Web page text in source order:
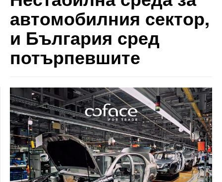
автомобилния сектор,
и България сред
потърпевшите